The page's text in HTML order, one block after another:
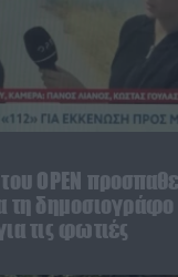
OPEN
τη
τις φωτιές